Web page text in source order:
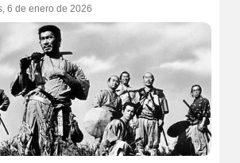
6 de enero de 2026